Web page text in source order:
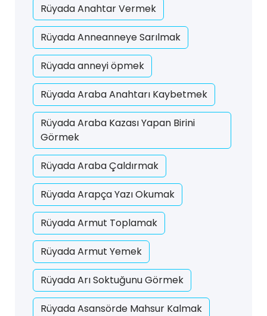
Rüyada Anahtar Vermek
Rüyada Anneanneye Sarılmak
Rüyada anneyi öpmek
Rüyada Araba Anahtarı Kaybetmek
Rüyada Araba Kazası Yapan Birini
Görmek
Rüyada Araba Çaldırmak
Rüyada Arapça Yazı Okumak
Rüyada Armut Toplamak
Rüyada Armut Yemek
Rüyada Arı Soktuğunu Görmek
Rüyada Asansörde Mahsur Kalmak